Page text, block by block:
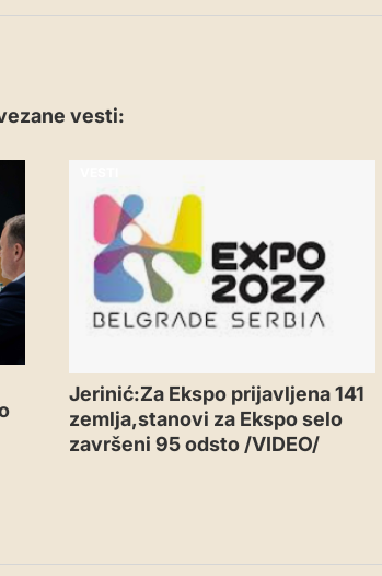
vesti:
Jerinić:Za Ekspo prijavljena 141
zemlja,stanovi za Ekspo selo
završeni 95 odsto /VIDEO/